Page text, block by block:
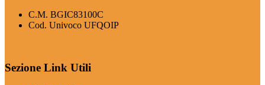
C.M. BGIC83100C
Cod. Univoco UFQOIP
Sezione Link Utili